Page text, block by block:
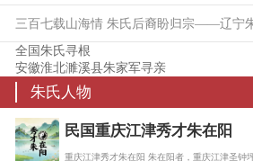
全国朱氏寻根
安徽淮北濉溪县朱家军寻亲
朱氏人物
民国重庆江津秀才朱在阳